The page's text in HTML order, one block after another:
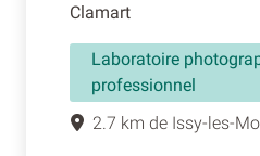
Clamart
Laboratoire
professionnel
2.7 km de Issy-les-